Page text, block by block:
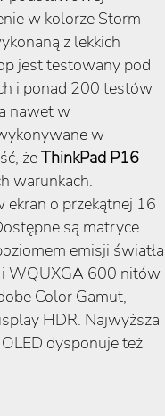
w kolorze Storm
z lekkich
jest testowany pod
i ponad 200 testów
nawet w
w
żeThinkPad P16
warunkach.
ekran o przekątnej 16
są matryce
emisji światła
WQUXGA 600 nitów
Color Gamut,
HDR. Najwyższa
dysponuje też